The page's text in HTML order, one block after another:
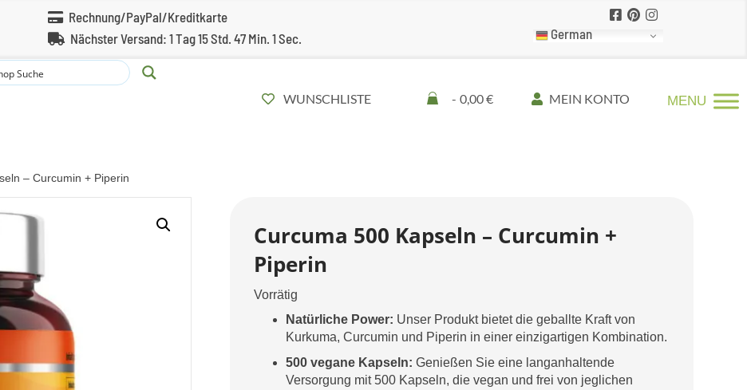
Rechnung/PayPal/Kreditkarte
Nächster Versand: 1 Tag 15 Std. 47 Min. 0 Sec. German
WUNSCHLISTE 0,00 € MEIN KONTO
– Curcumin + Piperin
Curcuma 500 Kapseln – Curcumin +
Piperin
Vorrätig
Natürliche Power: Unser Produkt bietet die geballte Kraft von
Kurkuma, Curcumin und Piperin in einer einzigartigen Kombination.
500 vegane Kapseln: Genießen Sie eine langanhaltende
Versorgung mit 500 Kapseln, die vegan und frei von jeglichen